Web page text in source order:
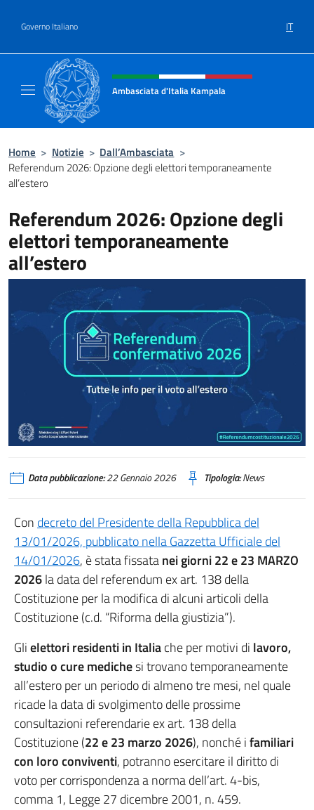
Governo Italiano IT
Intestazione sito, social e menù
Ambasciata d'Italia Kampala
Home > Notizie > Dall’Ambasciata >
Referendum 2026: Opzione degli elettori temporaneamente
all’estero
Referendum 2026: Opzione degli
elettori temporaneamente
all’estero
Data pubblicazione:22 Gennaio 2026 Tipologia:News
Condecreto del Presidente della Repubblica del
13/01/2026, pubblicato nella Gazzetta Ufficiale del
14/01/2026, è stata fissatanei giorni 22 e 23 MARZO
2026la data del referendum ex art. 138 della
Costituzione per la modifica di alcuni articoli della
Costituzione (c.d. “Riforma della giustizia”).
Glielettori residenti in Italiache per motivi di lavoro,
studio o cure medichesi trovano temporaneamente
all’estero per un periodo di almeno tre mesi, nel quale
ricade la data di svolgimento delle prossime
consultazioni referendarie ex art. 138 della
Costituzione (22 e 23 marzo 2026), nonché ifamiliari
con loro conviventi, potranno esercitare il diritto di
voto per corrispondenza a norma dell’art. 4-bis,
comma 1, Legge 27 dicembre 2001, n. 459.